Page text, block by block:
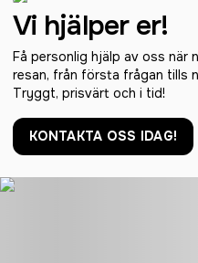
Vi hjälper er!
Få personlig hjälp av oss när
resan, från första frågan tills
Tryggt, prisvärt och i tid!
KONTAKTA OSS IDAG!